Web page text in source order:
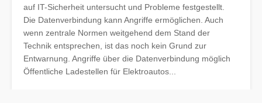
auf IT-Sicherheit untersucht und Probleme festgestellt.
Die Datenverbindung kann Angriffe ermöglichen. Auch
wenn zentrale Normen weitgehend dem Stand der
Technik entsprechen, ist das noch kein Grund zur
Entwarnung. Angriffe über die Datenverbindung möglich
Öffentliche Ladestellen für Elektroautos...